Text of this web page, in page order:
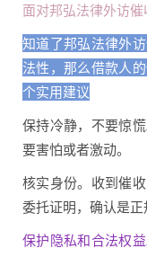
面对邦弘法律外访催
知道了邦弘法律外
法性，那么借款人
个实用建议
保持冷静，不要惊
要害怕或者激动。
核实身份。收到催
委托证明，确认是正
保护隐私和合法权